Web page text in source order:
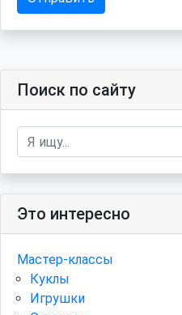
Поиск по сайту
Это интересно
Мастер-классы
Куклы
Игрушки